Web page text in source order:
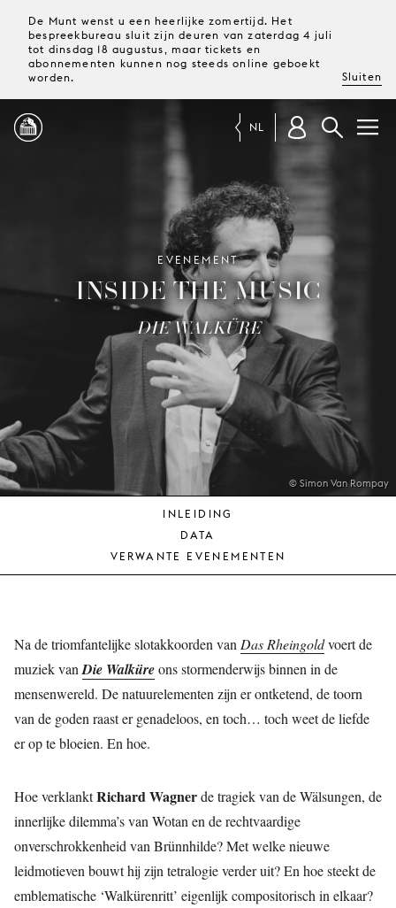
De Munt wenst u een heerlijke zomertijd. Het
bespreekbureau sluit zijn deuren van zaterdag 4 juli
tot dinsdag 18 augustus, maar tickets en
abonnementen kunnen nog steeds online geboekt
worden.
Sluiten
PROGRAMMA
MAGAZINE
TICKETS &
ABONNEMENTEN
UW
BEZOEK
JONG
PUBLIEK
MUNT
NL
© Simon Van Rompay
EVENEMENT
INSIDE THE MUSIC
DIE WALKÜRE
INLEIDING
DATA
VERWANTE EVENEMENTEN
Na de triomfantelijke slotakkoorden van Das Rheingoldvoert de
muziek van Die Walküreons stormenderwijs binnen in de
mensenwereld. De natuurelementen zijn er ontketend, de toorn
van de goden raast er genadeloos, en toch… toch weet de liefde
er op te bloeien. En hoe.
Hoe verklanktRichard Wagnerde tragiek van de Wälsungen, de
innerlijke dilemma’s van Wotan en de rechtvaardige
onverschrokkenheid van Brünnhilde? Met welke nieuwe
leidmotieven bouwt hij zijn tetralogie verder uit? En hoe steekt de
emblematische ‘Walkürenritt’ eigenlijk compositorisch in elkaar?